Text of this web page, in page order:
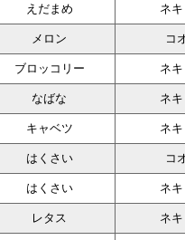
えだまめ ネ
メロン コ
ブロッコリー ネ
なばな ネ
キャベツ ネ
はくさい コ
はくさい ネ
レタス ネ